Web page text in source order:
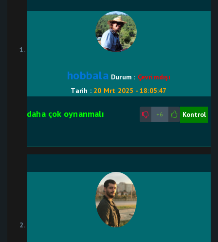
hobbala Durum : Çevrimdışı
Tarih : 20 Mrt 2025 - 18:05:47
+6 Kontrol
daha çok oynanmalı